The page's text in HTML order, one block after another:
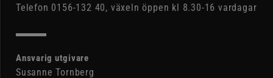
Telefon 0156-132 40, växeln öppen kl 8.30-16 vardagar
Ansvarig utgivare
Susanne Tornberg